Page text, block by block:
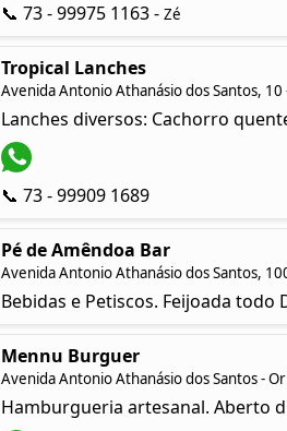
📞 73 - 99975 1163 - Zé
Tropical Lanches
Avenida Antonio Athanásio dos Santos, 10
Lanches diversos: Cachorro
📞 73 - 99909 1689
Pé de Amêndoa Bar
Avenida Antonio Athanásio dos Santos,
Bebidas e Petiscos. Feijoada
Mennu Burguer
Avenida Antonio Athanásio dos Santos -
Hamburgueria artesanal. Aberto